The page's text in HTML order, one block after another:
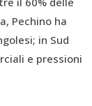
Pechino ha
in Sud
e pressioni